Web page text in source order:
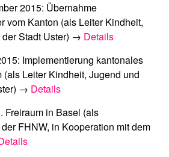
2015: Übernahme
vom Kanton (als Leiter Kindheit,
Stadt Uster) → Details
Implementierung kantonales
(als Leiter Kindheit, Jugend und
→ Details
Freiraum in Basel (als
FHNW, in Kooperation mit dem